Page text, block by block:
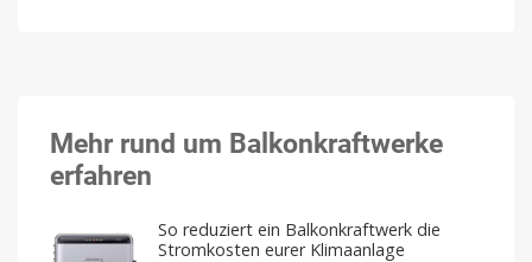
Mehr rund um Balkonkraftwerke
erfahren
So reduziert ein Balkonkraftwerk die
Stromkosten eurer Klimaanlage